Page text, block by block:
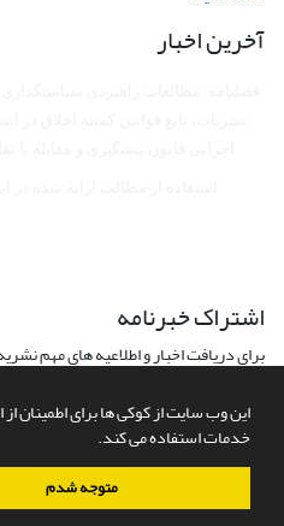
این وب سایت از کوکی ها برای اطمینان از
خدمات استفاده می کند.
متوجه شدم
آخرین اخبار
اشتراک خبرنامه
برای دریافت اخبار و اطلاعیه های مهم
سامانه مدیریت نشریات علمی.طراحی و